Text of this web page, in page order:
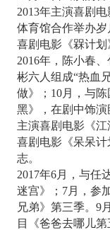
2013年主演喜剧
体育馆合作举办
喜剧电影《槑计划
2016年，陈小春
彬六人组成“热血
做》；10月，与
黑》，在剧中饰
主演喜剧电影《
喜剧电影《呆呆
志。
2017年6月，与任
迷宫》；7月，参
兄弟》第三季。9
目《爸爸去哪儿第